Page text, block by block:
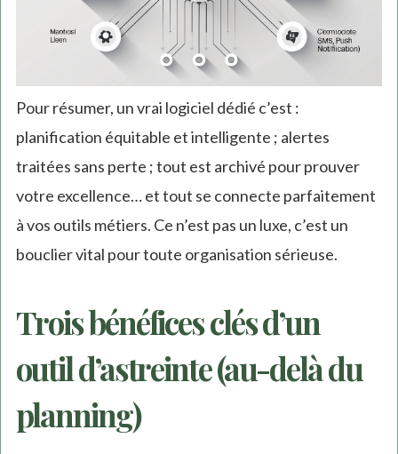
Pour résumer, un vrai logiciel dédié c’est :
planification équitable et intelligente ; alertes
traitées sans perte ; tout est archivé pour prouver
votre excellence… et tout se connecte parfaitement
à vos outils métiers. Ce n’est pas un luxe, c’est un
bouclier vital pour toute organisation sérieuse.
Trois bénéfices clés d’un
outil d’astreinte (au-delà du
planning)